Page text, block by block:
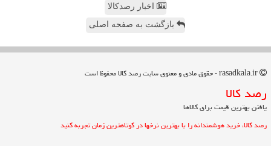
اخبار رصدکالا
بازگشت به صفحه اصلی
رصد كالا
یافتن بهترین قیمت برای کالاها
رصد کالا، خرید هوشمندانه را با بهترین نرخها در کوتاهترین زمان تجربه کنید